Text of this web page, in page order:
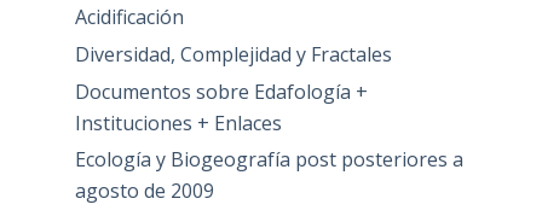
Acidificación
Diversidad, Complejidad y Fractales
Documentos sobre Edafología +
Instituciones + Enlaces
Ecología y Biogeografía post posteriores a
agosto de 2009